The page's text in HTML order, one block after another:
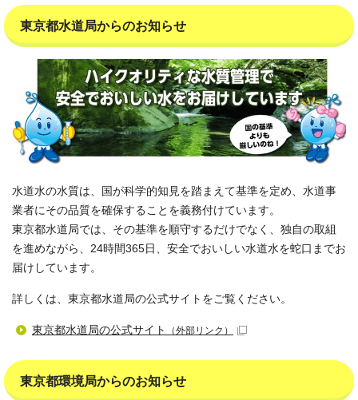
東京都水道局からのお知らせ
水道水の水質は、国が科学的知見を踏まえて基準を定め、水道事
業者にその品質を確保することを義務付けています。
東京都水道局では、その基準を順守するだけでなく、独自の取組
を進めながら、24時間365日、安全でおいしい水道水を蛇口までお
届けしています。
詳しくは、東京都水道局の公式サイトをご覧ください。
東京都水道局の公式サイト （外部リンク）
東京都環境局からのお知らせ